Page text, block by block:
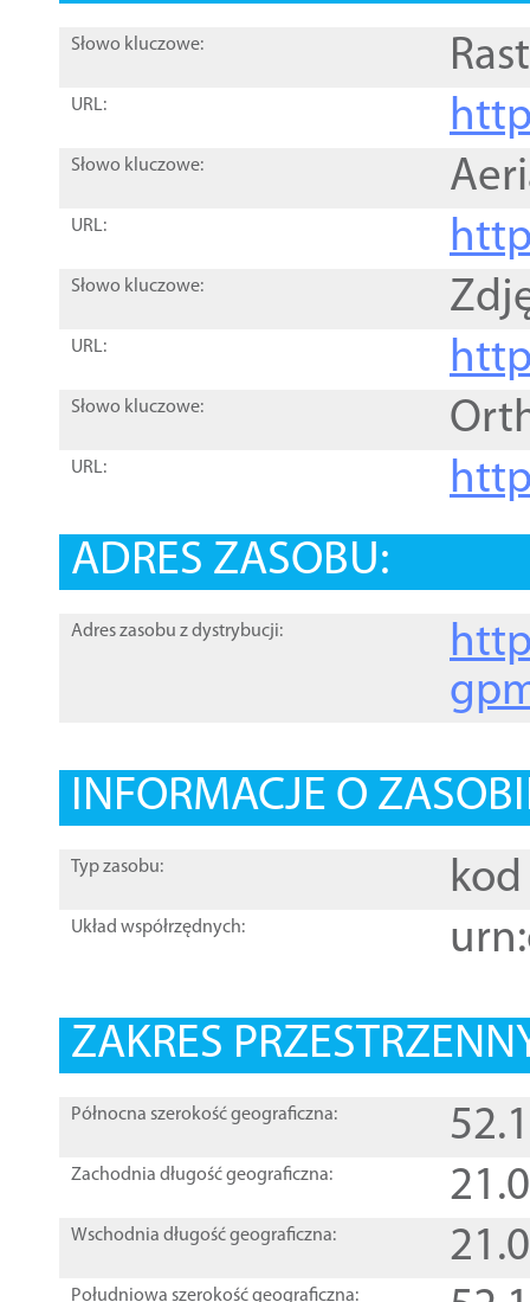
Słowo kluczowe:
URL:
Słowo kluczowe:
URL:
Słowo kluczowe:
URL:
Słowo kluczowe:
URL:
ADRES ZASOBU:
Adres zasobu z dystrybucji:
INFORMACJE O
Typ zasobu: kod
Układ współrzędnych:
ZAKRES
Północna szerokość geograficzna:
Zachodnia długość geograficzna:
Wschodnia długość geograficzna:
Południowa szerokość geograficzna: